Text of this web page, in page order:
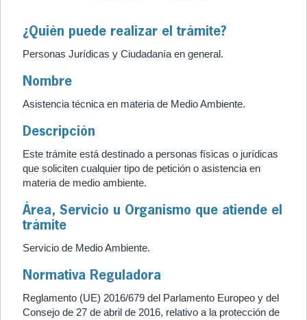
¿Quién puede realizar el trámite?
Personas Jurídicas y Ciudadanía en general.
Nombre
Asistencia técnica en materia de Medio Ambiente.
Descripción
Este trámite está destinado a personas físicas o jurídicas
que soliciten cualquier tipo de petición o asistencia en
materia de medio ambiente.
Área, Servicio u Organismo que atiende el
trámite
Servicio de Medio Ambiente.
Normativa Reguladora
Reglamento (UE) 2016/679 del Parlamento Europeo y del
Consejo de 27 de abril de 2016, relativo a la protección de